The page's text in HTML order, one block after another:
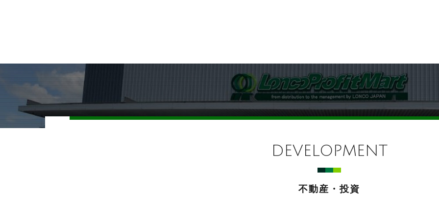
DEVELOPMENT
不動産・投資